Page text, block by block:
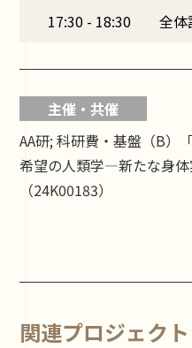
17:30 - 18:30 全体
主催・共催
AA研; 科研費・基盤（B）
希望の人類学―新たな身体
（24K00183）
関連プロジェクト